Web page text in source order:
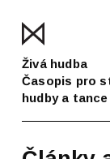
Živá hudba
Časopis pro
hudby a tance